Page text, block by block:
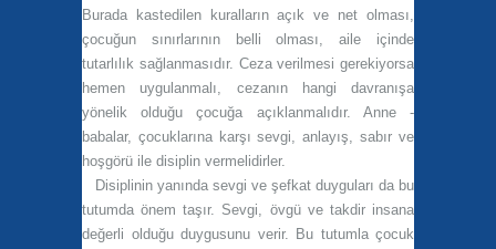
Burada kastedilen kuralların açık ve net olması,
çocuğun sınırlarının belli olması, aile içinde
tutarlılık sağlanmasıdır. Ceza verilmesi gerekiyorsa
hemen uygulanmalı, cezanın hangi davranışa
yönelik olduğu çocuğa açıklanmalıdır. Anne -
babalar, çocuklarına karşı sevgi, anlayış, sabır ve
hoşgörü ile disiplin vermelidirler.
Disiplinin yanında sevgi ve şefkat duyguları da bu
tutumda önem taşır. Sevgi, övgü ve takdir insana
değerli olduğu duygusunu verir. Bu tutumla çocuk